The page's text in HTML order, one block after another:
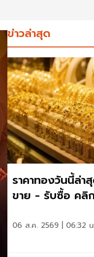
ข่าวล่าสุด
ราคาทองวันนี้ล่า
ขาย - รับซื้อ คลิ
06 ส.ค. 2569 | 06:32